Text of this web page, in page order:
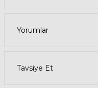
• Gözlük temizleme bezi
pedlerini ayarlayın. Güneş
Yorumlar
Tavsiye Et